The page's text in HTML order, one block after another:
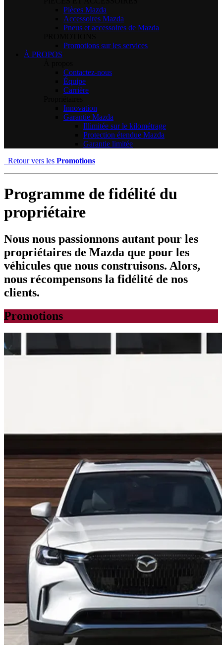
Pièces Mazda
Accessoires Mazda
Pneus et accessoires de Mazda
Promotions sur les services
À PROPOS
Contactez-nous
Équipe
Carrière
Innovation
Garantie Mazda
Illimitée sur le kilométrage
Protection étendue Mazda
Garantie limitée
Retour vers les Promotions
Programme de fidélité du
propriétaire
Nous nous passionnons autant pour les
propriétaires de Mazda que pour les
véhicules que nous construisons. Alors,
nous récompensons la fidélité de nos
clients.
Promotions